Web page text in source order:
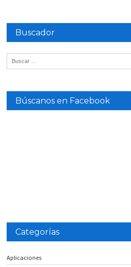
Buscador
Búscanos en Facebook
Categorías
Aplicaciones